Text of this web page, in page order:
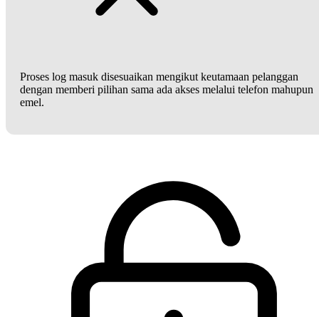
Proses log masuk disesuaikan mengikut keutamaan pelanggan
dengan memberi pilihan sama ada akses melalui telefon mahupun
emel.